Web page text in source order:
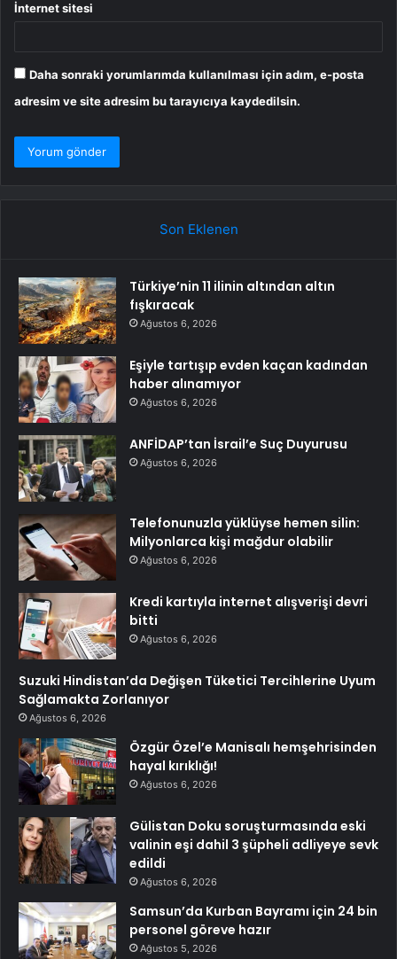
İnternet sitesi
Daha sonraki yorumlarımda kullanılması için adım, e-posta
adresim ve site adresim bu tarayıcıya kaydedilsin.
Son Eklenen
Türkiye’nin 11 ilinin altından altın
fışkıracak
Ağustos 6, 2026
Eşiyle tartışıp evden kaçan kadından
haber alınamıyor
Ağustos 6, 2026
ANFİDAP’tan İsrail’e Suç Duyurusu
Ağustos 6, 2026
Telefonunuzla yüklüyse hemen silin:
Milyonlarca kişi mağdur olabilir
Ağustos 6, 2026
Kredi kartıyla internet alışverişi devri
bitti
Ağustos 6, 2026
Suzuki Hindistan’da Değişen Tüketici Tercihlerine Uyum
Sağlamakta Zorlanıyor
Ağustos 6, 2026
Özgür Özel’e Manisalı hemşehrisinden
hayal kırıklığı!
Ağustos 6, 2026
Gülistan Doku soruşturmasında eski
valinin eşi dahil 3 şüpheli adliyeye sevk
edildi
Ağustos 6, 2026
Samsun’da Kurban Bayramı için 24 bin
personel göreve hazır
Ağustos 5, 2026